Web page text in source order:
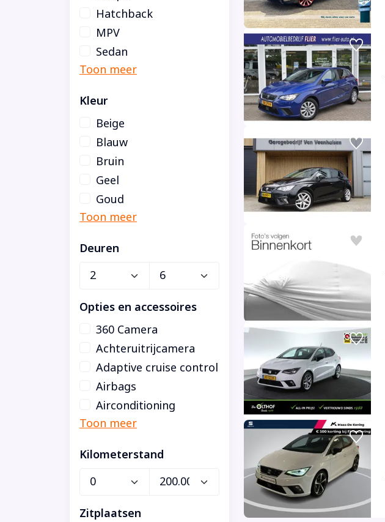
Hatchback
MPV
Sedan
Kleur
Beige
Blauw
Bruin
Geel
Goud
Deuren
Opties en accessoires
360 Camera
Achteruitrijcamera
Adaptive cruise control
Airbags
Airconditioning
Kilometerstand
Zitplaatsen